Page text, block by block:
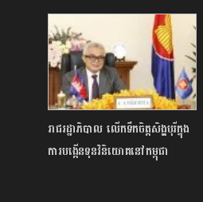
តម្រូវការសម្រាប់ការងារបៃតង ក្នុង
វិស័យថាមពលកកើតឡើងវិញ និង
ប្រសិទ្ធភាពថាមពល
រាជរដ្ឋាភិបាល លើកទឹកចិត្តសិង្ហបុរីក្នុង
ការបង្កើនទុនវិនិយោគនៅកម្ពុជា